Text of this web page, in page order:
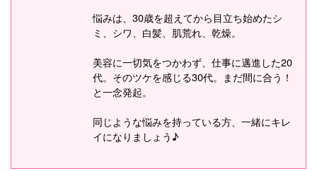
悩みは、30歳を超えてから目立ち始めたシ
ミ、シワ、白髪、肌荒れ、乾燥。
美容に一切気をつかわず、仕事に邁進した20
代。そのツケを感じる30代。まだ間に合う！
と一念発起。
同じような悩みを持っている方、一緒にキレ
イになりましょう♪